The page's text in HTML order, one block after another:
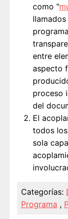
como "
entre
aspecto
proceso
del
El
todos
sola
Categorías:
Programa ,